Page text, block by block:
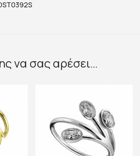
να σας αρέσει…